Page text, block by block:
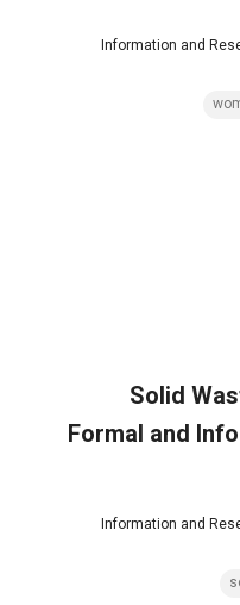
Information and
Information and